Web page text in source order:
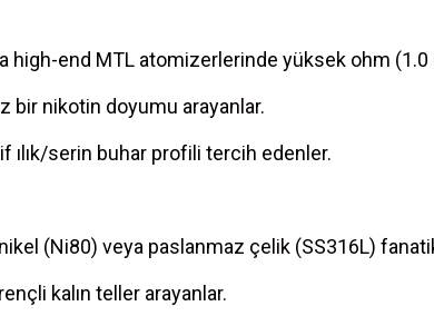
high-end MTL atomizerlerinde yüksek ohm
bir nikotin doyumu arayanlar.
serin buhar profili tercih edenler.
(Ni80) veya paslanmaz çelik (SS316L)
kalın teller arayanlar.